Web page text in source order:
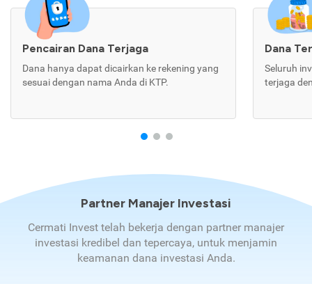
Pencairan Dana Terjaga
Dana hanya dapat dicairkan ke rekening yang
sesuai dengan nama Anda di KTP.
Dana
Seluruh
terjaga
Partner Manajer Investasi
Cermati Invest telah bekerja dengan partner manajer
investasi kredibel dan tepercaya, untuk menjamin
keamanan dana investasi Anda.